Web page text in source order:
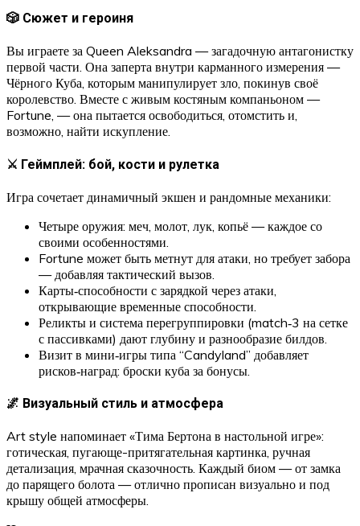
🎲 Сюжет и героиня
Вы играете за Queen Aleksandra — загадочную антагонистку
первой части. Она заперта внутри карманного измерения —
Чёрного Куба, которым манипулирует зло, покинув своё
королевство. Вместе с живым костяным компаньоном —
Fortune, — она пытается освободиться, отомстить и,
возможно, найти искупление.
⚔️ Геймплей: бой, кости и рулетка
Игра сочетает динамичный экшен и рандомные механики:
Четыре оружия: меч, молот, лук, копьё — каждое со
своими особенностями.
Fortune может быть метнут для атаки, но требует забора
— добавляя тактический вызов.
Карты‑способности с зарядкой через атаки,
открывающие временные способности.
Реликты и система перегруппировки (match‑3 на сетке
с пассивками) дают глубину и разнообразие билдов.
Визит в мини‑игры типа “Candyland” добавляет
рисков‑наград: броски куба за бонусы.
🌌 Визуальный стиль и атмосфера
Art style напоминает «Тима Бертона в настольной игре»:
готическая, пугающе-притягательная картинка, ручная
детализация, мрачная сказочность. Каждый биом — от замка
до парящего болота — отлично прописан визуально и под
крышу общей атмосферы.